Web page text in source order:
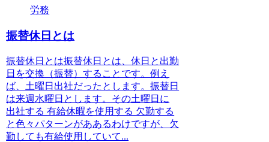
労務
振替休日とは
振替休日とは振替休日とは、休日と出勤
日を交換（振替）することです。例え
ば、土曜日出社だったとします。振替日
は来週水曜日とします。その土曜日に
出社する 有給休暇を使用する 欠勤する
と色々パターンがああるわけですが、欠
勤しても有給使用していて...